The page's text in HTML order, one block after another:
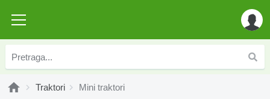
Traktori Mini traktori